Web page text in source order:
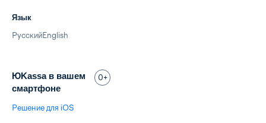
Язык
РусскийEnglish
ЮKassa в вашем
смартфоне
0+
Решение для iOS